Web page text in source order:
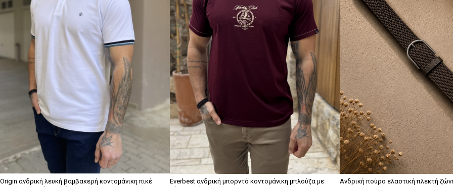
Origin ανδρική λευκή βαμβακερή κοντομάνικη πικέ
Everbest ανδρική μπορντό κοντομάνικη μπλούζα με
Ανδρική πούρο ελαστική πλεκτή